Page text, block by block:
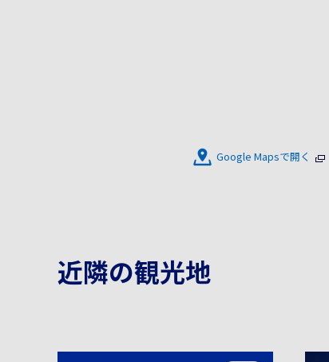
Google Mapsで開く
近隣の観光地